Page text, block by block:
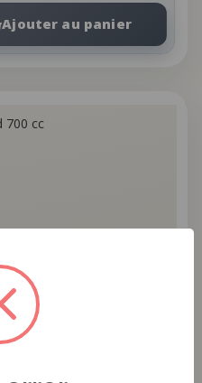
Ajouter au panier